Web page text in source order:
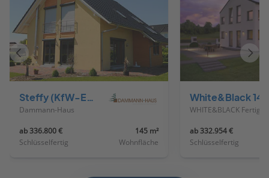
Steffy (KfW-Effizienzhaus 40 EE)
Dammann-Haus
ab 336.800 €
Schlüsselfertig
145 m²
Wohnfläche
White&Black 140
ab 332.954 €
Schlüsselfertig
Vorheriges
Haus